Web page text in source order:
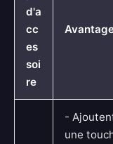
d'a
cc
es
soi
re
-
une